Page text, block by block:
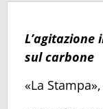
sul carbone
«La